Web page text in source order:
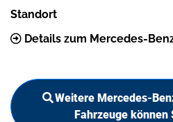
Standort
Details zum Mercedes-
Weitere Mercedes-
Fahrzeuge können